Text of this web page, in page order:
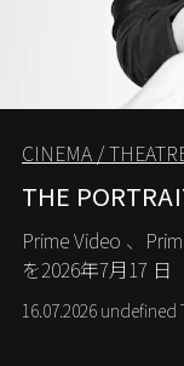
CINEMA /
THE
Prime Video 、
を2026年7月 17 日
16.07.2026 undefined